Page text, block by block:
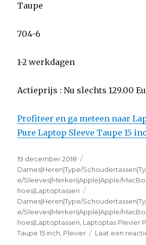
Taupe
704-6
1-2 werkdagen
Actieprijs : Nu slechts 129.00
Profiteer en ga meteen naar
Pure Laptop Sleeve Taupe 15
Geplaatst
op
19 december 2018
Dames|Heren|Type/
e/Sleeves|Merken|Apple|Apple/
hoes|Laptoptassen
Dames|Heren|Type/
e/Sleeves|Merken|Apple|Apple/
hoes|Laptoptassen, Laptoptas Plevier
Taupe 15 inch, Plevier Laat een